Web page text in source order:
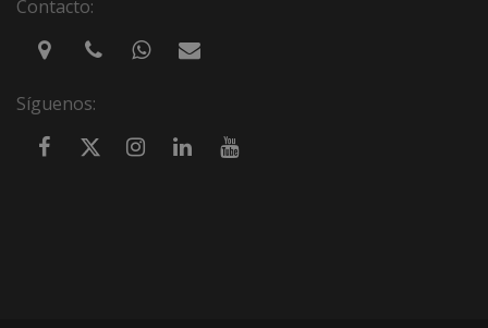
Contacto:
Síguenos: